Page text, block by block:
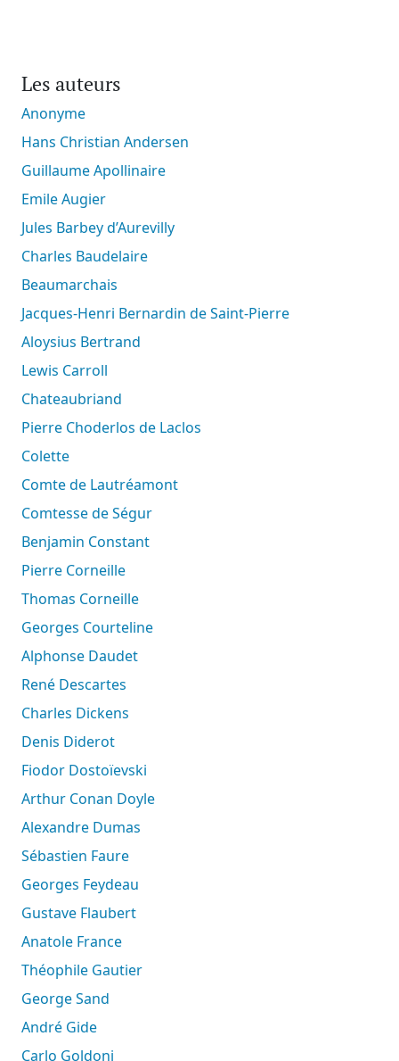
Les auteurs
Anonyme
Hans Christian Andersen
Guillaume Apollinaire
Emile Augier
Jules Barbey d’Aurevilly
Charles Baudelaire
Beaumarchais
Jacques-Henri Bernardin de Saint-Pierre
Aloysius Bertrand
Lewis Carroll
Chateaubriand
Pierre Choderlos de Laclos
Colette
Comte de Lautréamont
Comtesse de Ségur
Benjamin Constant
Pierre Corneille
Thomas Corneille
Georges Courteline
Alphonse Daudet
René Descartes
Charles Dickens
Denis Diderot
Fiodor Dostoïevski
Arthur Conan Doyle
Alexandre Dumas
Sébastien Faure
Georges Feydeau
Gustave Flaubert
Anatole France
Théophile Gautier
George Sand
André Gide
Carlo Goldoni